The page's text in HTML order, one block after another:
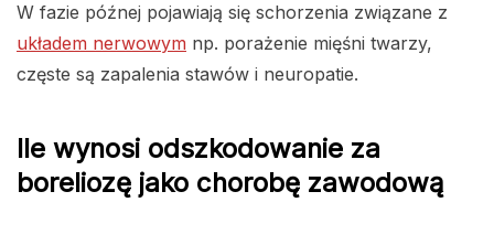
W fazie późnej pojawiają się schorzenia związane z
układem nerwowym np. porażenie mięśni twarzy,
częste są zapalenia stawów i neuropatie.
Ile wynosi odszkodowanie za
boreliozę jako chorobę zawodową